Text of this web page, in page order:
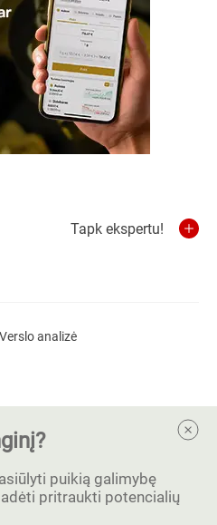
Tapk ekspertu!
Verslo analizė
puikią galimybę
pritraukti potencialių